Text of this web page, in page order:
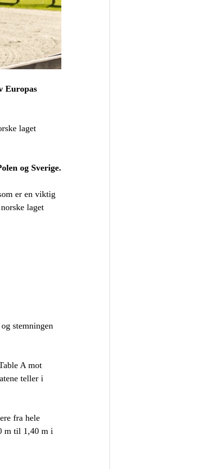
Europas
laget
og Sverige.
er en viktig
laget
stemningen
A mot
teller i
fra hele
m til 1,40 m i